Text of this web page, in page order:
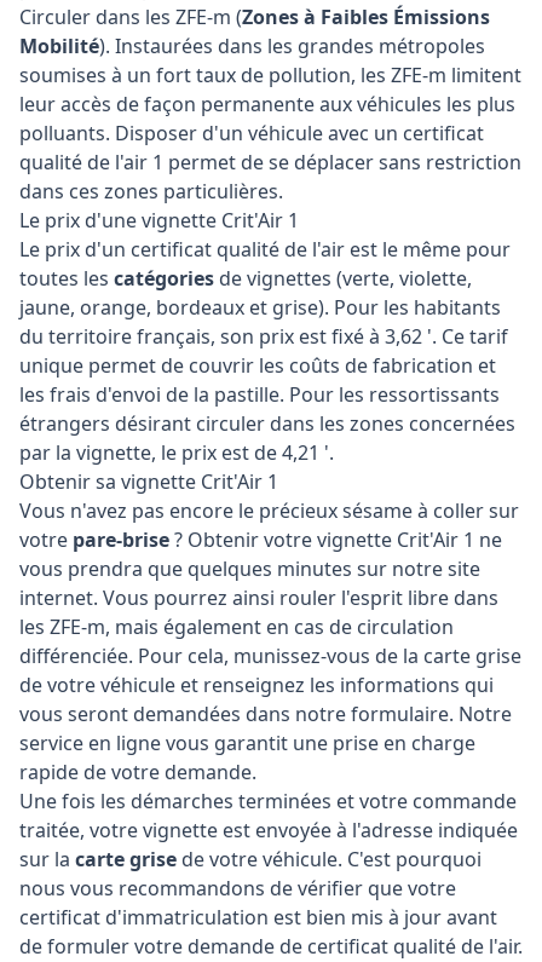
Circuler dans les ZFE-m (Zones à Faibles Émissions
Mobilité). Instaurées dans les grandes métropoles
soumises à un fort taux de pollution, les ZFE-m limitent
leur accès de façon permanente aux véhicules les plus
polluants. Disposer d'un véhicule avec un certificat
qualité de l'air 1 permet de se déplacer sans restriction
dans ces zones particulières.
Le prix d'une vignette Crit'Air 1
Le prix d'un certificat qualité de l'air est le même pour
toutes les catégories de vignettes (verte, violette,
jaune, orange, bordeaux et grise). Pour les habitants
du territoire français, son prix est fixé à 3,62 '. Ce tarif
unique permet de couvrir les coûts de fabrication et
les frais d'envoi de la pastille. Pour les ressortissants
étrangers désirant circuler dans les zones concernées
par la vignette, le prix est de 4,21 '.
Obtenir sa vignette Crit'Air 1
Vous n'avez pas encore le précieux sésame à coller sur
votre pare-brise? Obtenir votre vignette Crit'Air 1 ne
vous prendra que quelques minutes sur notre site
internet. Vous pourrez ainsi rouler l'esprit libre dans
les ZFE-m, mais également en cas de circulation
différenciée. Pour cela, munissez-vous de la carte grise
de votre véhicule et renseignez les informations qui
vous seront demandées dans notre formulaire. Notre
service en ligne vous garantit une prise en charge
rapide de votre demande.
Une fois les démarches terminées et votre commande
traitée, votre vignette est envoyée à l'adresse indiquée
sur la carte grise de votre véhicule. C'est pourquoi
nous vous recommandons de vérifier que votre
certificat d'immatriculation est bien mis à jour avant
de formuler votre demande de certificat qualité de l'air.